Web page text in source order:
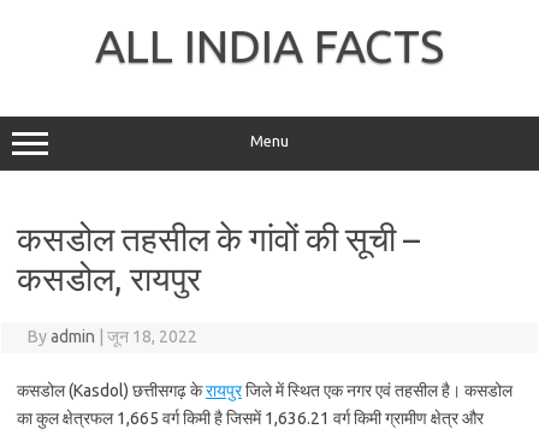
ALL INDIA FACTS
Menu
कसडोल तहसील के गांवों की सूची –
कसडोल, रायपुर
Byadmin जून 18, 2022
कसडोल (Kasdol) छत्तीसगढ़ केरायपुरजिले में स्थित एक नगर एवं तहसील है। कसडोल
का कुल क्षेत्रफल 1,665 वर्ग किमी है जिसमें 1,636.21 वर्ग किमी ग्रामीण क्षेत्र और